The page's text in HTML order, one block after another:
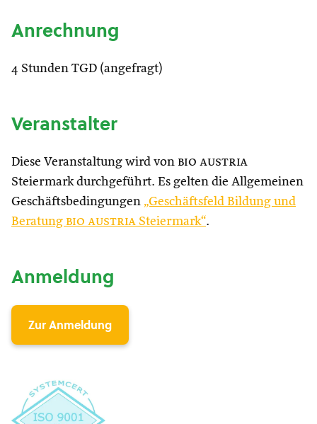
Anrechnung
4 Stunden TGD (angefragt)
Veranstalter
Diese Veranstaltung wird von bio austria
Steiermark durchgeführt. Es gelten die Allgemeinen
Geschäftsbedingungen „Geschäftsfeld Bildung und
Beratung bio austria Steiermark“.
Anmeldung
Zur Anmeldung